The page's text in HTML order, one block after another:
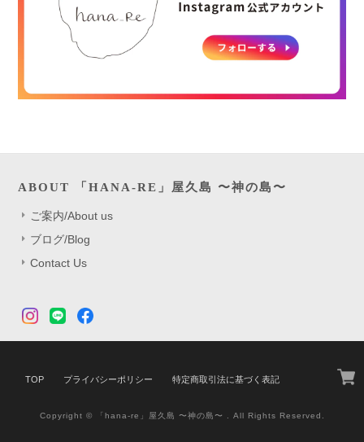
ABOUT 「HANA-RE」屋久島 〜神の島〜
ご案内/About us
ブログ/Blog
Contact Us
TOP プライバシーポリシー 特定商取引法に基づく表記
Copyright © 「hana-re」屋久島 〜神の島〜 . All Rights Reserved.